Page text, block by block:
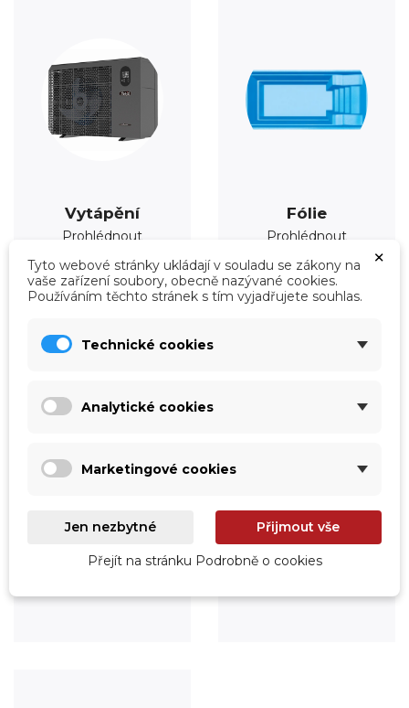
Vytápění
Prohlédnout
Fólie
Prohlédnout
Úprava vody Údržba
×
Tyto webové stránky ukládají v souladu se zákony na
vaše zařízení soubory, obecně nazývané cookies.
Používáním těchto stránek s tím vyjadřujete souhlas.
Technické cookies
Analytické cookies
Marketingové cookies
Jen nezbytné Přijmout vše
Přejít na stránku Podrobně o cookies